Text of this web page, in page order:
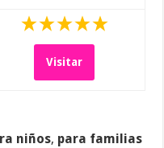
Visitar
niños, para familias